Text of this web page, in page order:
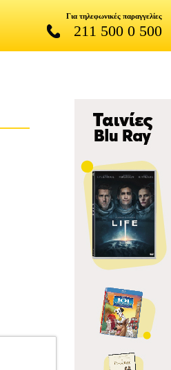
Για τηλεφωνικές παραγγελίες
211 500 0 500